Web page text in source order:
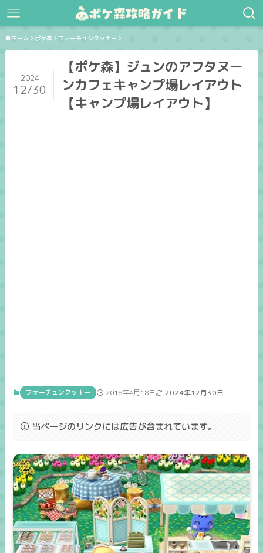
ホーム ポケ森 フォーチュンクッキー
【ポケ森】ジュンのアフタヌー
ンカフェキャンプ場レイアウト
【キャンプ場レイアウト】
2024
12/30
フォーチュンクッキー 2018年4月18日 2024年12月30日
当ページのリンクには広告が含まれています。